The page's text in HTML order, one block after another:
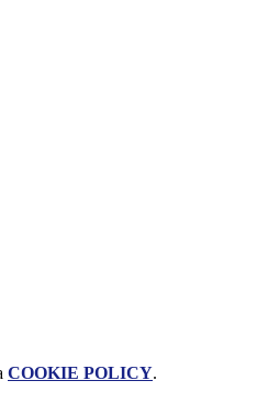
COOKIE POLICY.